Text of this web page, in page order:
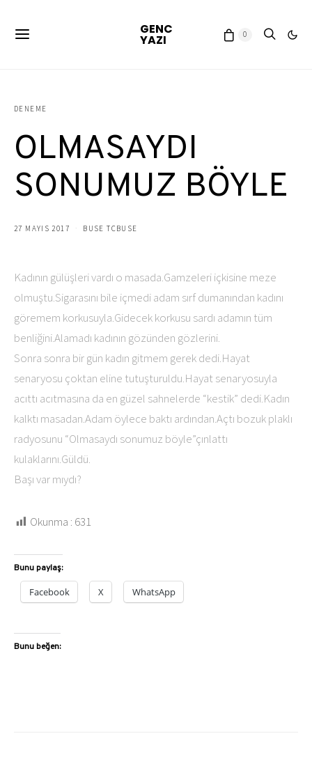
GENC
YAZI 0
DENEME
OLMASAYDI
SONUMUZ BÖYLE
27 MAYIS 2017 BUSE TCBUSE
Kadının gülüşleri vardı o masada.Gamzeleri içkisine meze
olmuştu.Sigarasını bile içmedi adam sırf dumanından kadını
göremem korkusuyla.Gidecek korkusu sardı adamın tüm
benliğini.Alamadı kadının gözünden gözlerini.
Sonra sonra bir gün kadın gitmem gerek dedi.Hayat
senaryosu çoktan eline tutuşturuldu.Hayat senaryosuyla
acıttı acıtmasına da en güzel sahnelerde “kestik” dedi.Kadın
kalktı masadan.Adam öylece baktı ardından.Açtı bozuk plaklı
radyosunu “Olmasaydı sonumuz böyle”çınlattı
kulaklarını.Güldü.
Başı var mıydı?
Okunma : 631
Bunu paylaş:
Facebook X WhatsApp
Bunu beğen: